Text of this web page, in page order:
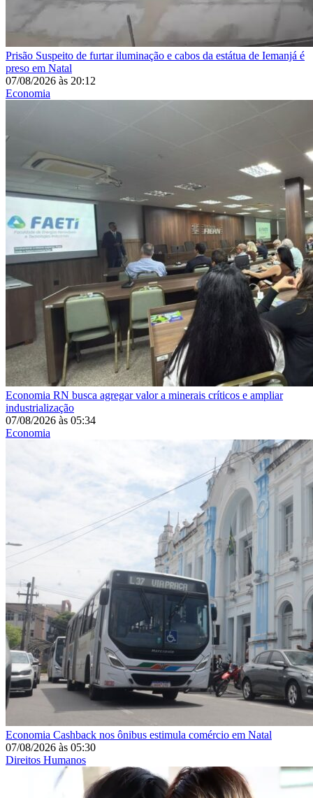
Prisão Suspeito de furtar iluminação e cabos da estátua de Iemanjá é
preso em Natal
07/08/2026 às 20:12
Economia
Economia RN busca agregar valor a minerais críticos e ampliar
industrialização
07/08/2026 às 05:34
Economia
Economia Cashback nos ônibus estimula comércio em Natal
07/08/2026 às 05:30
Direitos Humanos